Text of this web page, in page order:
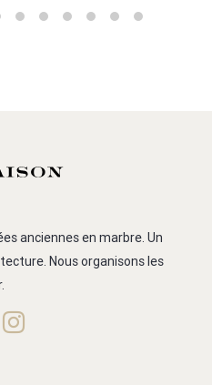
anciennes en marbre. Un
Nous organisons les